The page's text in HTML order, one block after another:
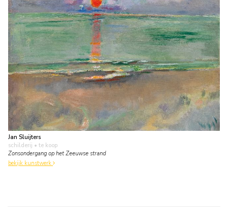
Jan Sluijters
schilderij • te koop
Zonsondergang op het Zeeuwse strand
bekijk kunstwerk